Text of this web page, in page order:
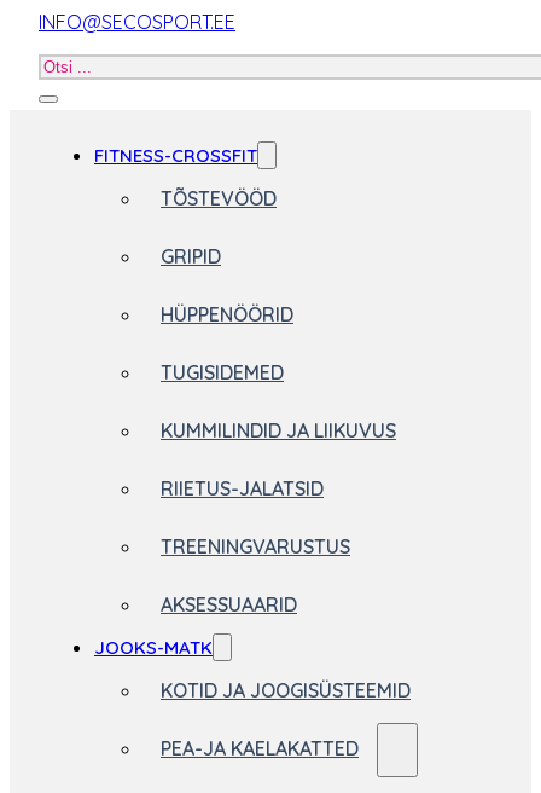
INFO@SECOSPORT.EE
Otsi
FITNESS-CROSSFIT
TÕSTEVÖÖD
GRIPID
HÜPPENÖÖRID
TUGISIDEMED
KUMMILINDID JA LIIKUVUS
RIIETUS-JALATSID
TREENINGVARUSTUS
AKSESSUAARID
JOOKS-MATK
KOTID JA JOOGISÜSTEEMID
PEA-JA KAELAKATTED